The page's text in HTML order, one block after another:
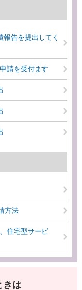
告を提出してく
請を受付ます
方法
住宅型サービ
きは